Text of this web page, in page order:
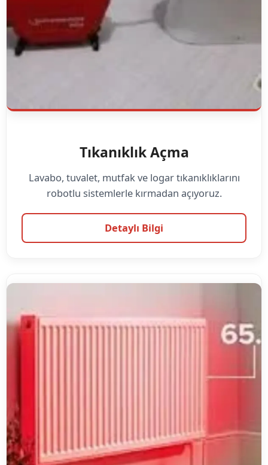
Tıkanıklık Açma
Lavabo, tuvalet, mutfak ve logar tıkanıklıklarını
robotlu sistemlerle kırmadan açıyoruz.
Detaylı Bilgi